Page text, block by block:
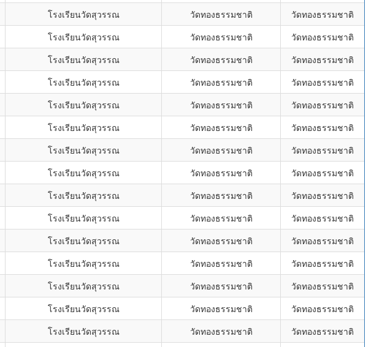
โรงเรียนวัดสุวรรณ วัดทองธรรมชาติ
วัดทองธรรมชาติ
โรงเรียนวัดสุวรรณ วัดทองธรรมชาติ
วัดทองธรรมชาติ
โรงเรียนวัดสุวรรณ วัดทองธรรมชาติ
วัดทองธรรมชาติ
โรงเรียนวัดสุวรรณ วัดทองธรรมชาติ
วัดทองธรรมชาติ
โรงเรียนวัดสุวรรณ วัดทองธรรมชาติ
วัดทองธรรมชาติ
โรงเรียนวัดสุวรรณ วัดทองธรรมชาติ
วัดทองธรรมชาติ
โรงเรียนวัดสุวรรณ วัดทองธรรมชาติ
วัดทองธรรมชาติ
โรงเรียนวัดสุวรรณ วัดทองธรรมชาติ
วัดทองธรรมชาติ
โรงเรียนวัดสุวรรณ วัดทองธรรมชาติ
วัดทองธรรมชาติ
โรงเรียนวัดสุวรรณ วัดทองธรรมชาติ
วัดทองธรรมชาติ
โรงเรียนวัดสุวรรณ วัดทองธรรมชาติ
วัดทองธรรมชาติ
โรงเรียนวัดสุวรรณ วัดทองธรรมชาติ
วัดทองธรรมชาติ
โรงเรียนวัดสุวรรณ วัดทองธรรมชาติ
วัดทองธรรมชาติ
โรงเรียนวัดสุวรรณ วัดทองธรรมชาติ
วัดทองธรรมชาติ
โรงเรียนวัดสุวรรณ วัดทองธรรมชาติ
วัดทองธรรมชาติ